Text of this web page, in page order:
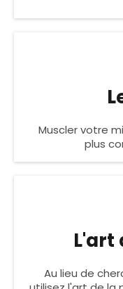
Muscler votre
plus
L'art
Au lieu de